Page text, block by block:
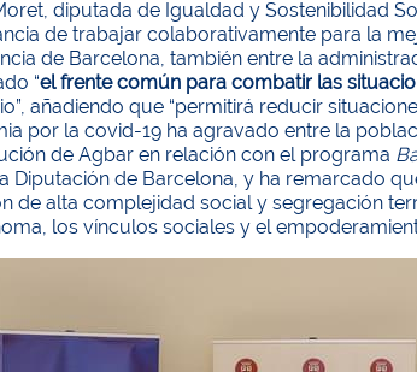
diputada de Igualdad y Sostenibilidad
de trabajar colaborativamente para la
de Barcelona, también entre la
“el frente común para combatir las
añadiendo que “permitirá reducir
por la covid-19 ha agravado entre la
de Agbar en relación con el programa
Diputación de Barcelona, ​​y ha remarcado
de alta complejidad social y segregación
los vínculos sociales y el